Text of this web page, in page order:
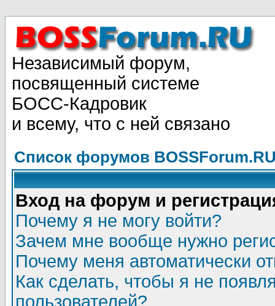
Независимый форум,
посвященный системе
БОСС-Кадровик
и всему, что с ней связано
Список форумов
Вход на форум и
Почему я не могу войти?
Зачем мне вообще нужно
Почему меня автоматически
Как сделать, чтобы я не
пользователей?